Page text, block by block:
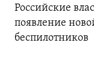
Российские
появление
беспилотников